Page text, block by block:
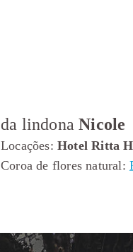
da lindonaNicole
Locações: Hotel Ritta
Coroa de flores natural: